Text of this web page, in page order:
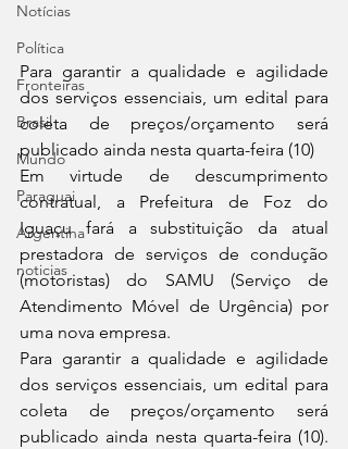
Notícias
Política
Fronteiras
Brasil
Mundo
Paraguai
Argentina
noticias
Para garantir a qualidade e agilidade
dos serviços essenciais, um edital para
coleta de preços/orçamento será
publicado ainda nesta quarta-feira (10)
Em virtude de descumprimento
contratual, a Prefeitura de Foz do
Iguaçu fará a substituição da atual
prestadora de serviços de condução
(motoristas) do SAMU (Serviço de
Atendimento Móvel de Urgência) por
uma nova empresa.
Para garantir a qualidade e agilidade
dos serviços essenciais, um edital para
coleta de preços/orçamento será
publicado ainda nesta quarta-feira (10).